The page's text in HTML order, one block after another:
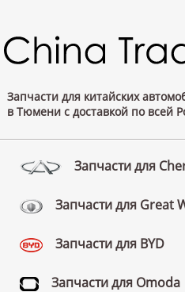
Запчасти для китайских
в Тюмени с доставкой по всей
Запчасти для
Запчасти для Great
Запчасти для BYD
Запчасти для Omoda